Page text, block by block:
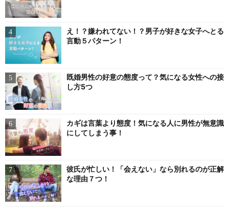
え！？嫌われてない！？男子が好きな女子へとる
言動５パターン！
既婚男性の好意の態度って？気になる女性への接
し方5つ
カギは言葉より態度！気になる人に男性が無意識
にしてしまう事！
彼氏が忙しい！「会えない」なら別れるのが正解
な理由７つ！